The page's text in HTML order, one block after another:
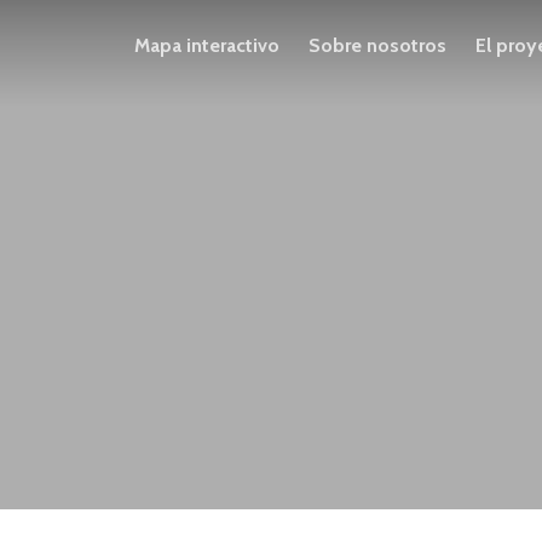
Mapa interactivo Sobre nosotros El